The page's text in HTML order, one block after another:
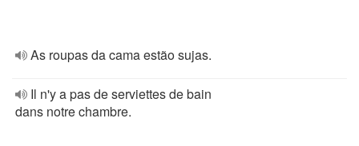
As roupas da cama estão sujas.
Il n'y a pas de serviettes de bain
dans notre chambre.